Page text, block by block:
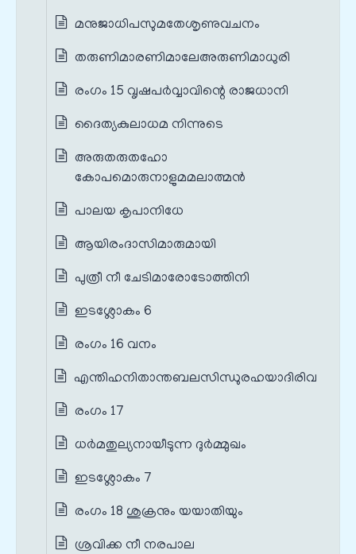
മനുജാധിപസുമതേശൃണുവചനം
തരുണിമാരണിമാലേഅരുണിമാധുരി
രംഗം 15 വൃഷപര്‍വ്വാവിന്റെ രാജധാനി
ദൈത്യകുലാധമ നിന്നുടെ
അരുതരുതഹോ
കോപമൊരുനാളുമമലാത്മന്‍
പാലയ കൃപാനിധേ
ആയിരംദാസിമാരുമായി
പുത്രീ നീ ചേടിമാരോടോത്തിനി
ഇടശ്ലോകം 6
രംഗം 16 വനം
എന്തിഹനിതാന്തബലസിന്ധുരഹയാദിരിവ
രംഗം 17
ധര്‍മതുല്യനായീടുന്ന ദുര്‍മ്മുഖം
ഇടശ്ലോകം 7
രംഗം 18 ശുക്രനും യയാതിയും
ശ്രവിക്ക നീ നരപാല